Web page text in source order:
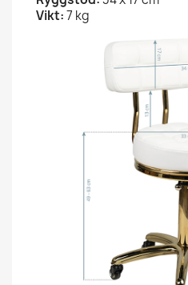
Vikt:7 kg